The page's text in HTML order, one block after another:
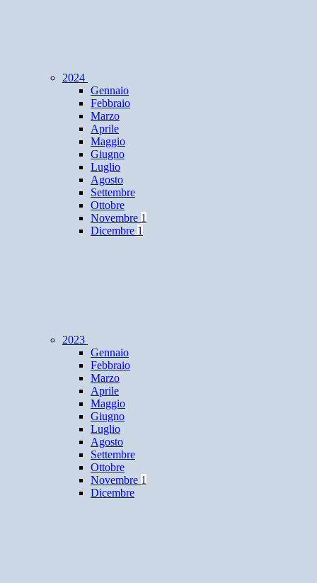
2024
Gennaio
Febbraio
Marzo
Aprile
Maggio
Giugno
Luglio
Agosto
Settembre
Ottobre
Novembre 1
Dicembre 1
2023
Gennaio
Febbraio
Marzo
Aprile
Maggio
Giugno
Luglio
Agosto
Settembre
Ottobre
Novembre 1
Dicembre